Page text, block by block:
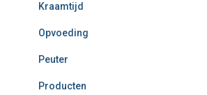
Kraamtijd
Opvoeding
Peuter
Producten